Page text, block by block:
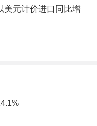
美元计价进口同比增